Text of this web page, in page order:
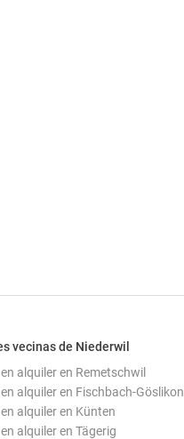
vecinas de Niederwil
alquiler en Remetschwil
alquiler en Fischbach-Göslikon
alquiler en Künten
alquiler en Tägerig